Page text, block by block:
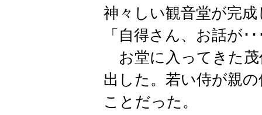
神々しい観音堂が完成
「自得さん、お話が･･
お堂に入ってきた茂
出した。若い侍が親
ことだった。